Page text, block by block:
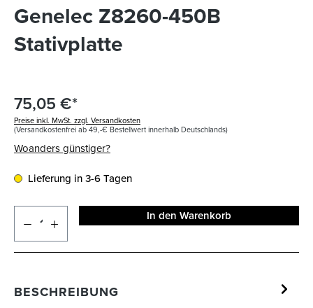
Genelec Z8260-450B
Stativplatte
75,05 €*
Preise inkl. MwSt. zzgl. Versandkosten
(Versandkostenfrei ab 49,-€ Bestellwert innerhalb Deutschlands)
Woanders günstiger?
Lieferung in 3-6 Tagen
In den Warenkorb
BESCHREIBUNG